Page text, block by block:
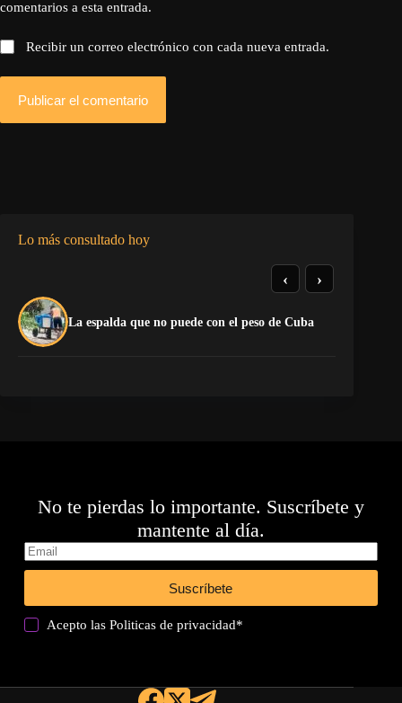
comentarios a esta entrada.
Recibir un correo electrónico con cada nueva entrada.
Publicar el comentario
Lo más consultado hoy
La espalda que no puede con el peso de Cuba
‹ ›
No te pierdas lo importante. Suscríbete y
mantente al día.
Suscríbete
Acepto lasPoliticas de privacidad*